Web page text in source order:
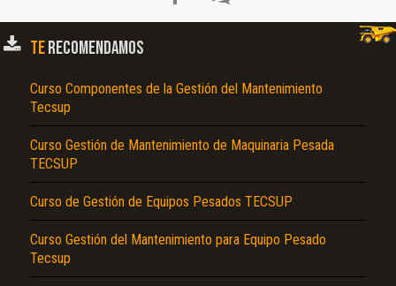
TERECOMENDAMOS
Curso Componentes de la Gestión del Mantenimiento
Tecsup
Curso Gestión de Mantenimiento de Maquinaria Pesada
TECSUP
Curso de Gestión de Equipos Pesados TECSUP
Curso Gestión del Mantenimiento para Equipo Pesado
Tecsup
El Título es incorrecto según el contenido.
Texto o Imagen de portada son erróneos.